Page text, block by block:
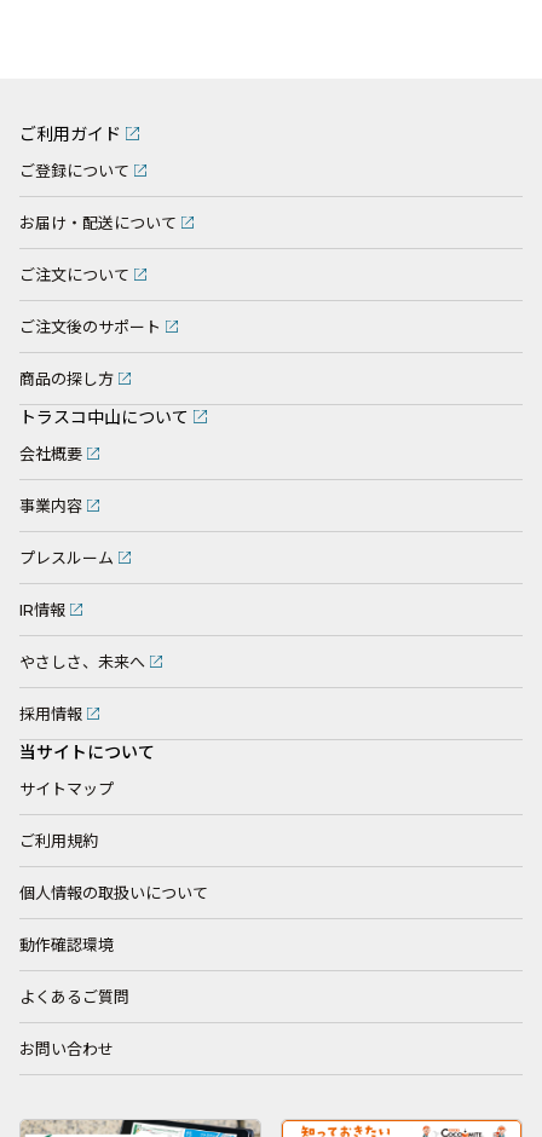
ご利用ガイド
ご登録について
お届け・配送について
ご注文について
ご注文後のサポート
商品の探し方
トラスコ中山について
会社概要
事業内容
プレスルーム
IR情報
やさしさ、未来へ
採用情報
当サイトについて
サイトマップ
ご利用規約
個人情報の取扱いについて
動作確認環境
よくあるご質問
お問い合わせ